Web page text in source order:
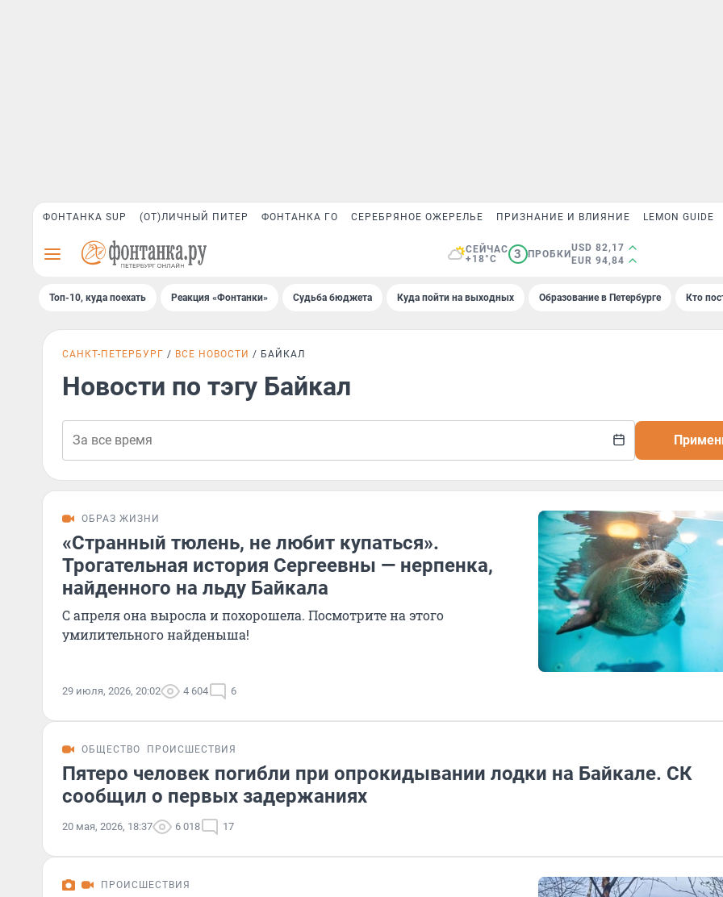
ФОНТАНКА SUP (ОТ)ЛИЧНЫЙ ПИТЕР ФОНТАНКА ГО СЕРЕБРЯНОЕ ОЖЕРЕЛЬЕ ПРИЗНАНИЕ И ВЛИЯНИЕ LEMON GUIDE
СЕЙЧАС
+18°C
3 ПРОБКИ
USD 82,17
EUR 94,84
Топ-10, куда поехать Реакция «Фонтанки» Судьба бюджета Куда пойти на выходных Образование в Петербурге Кто
САНКТ-ПЕТЕРБУРГ ВСЕ НОВОСТИ БАЙКАЛ
Новости по тэгу Байкал
ОБРАЗ ЖИЗНИ
«Странный тюлень, не любит купаться».
Трогательная история Сергеевны — нерпенка,
найденного на льду Байкала
С апреля она выросла и похорошела. Посмотрите на этого
умилительного найденыша!
29 июля, 2026, 20:02 4 604 6
ОБЩЕСТВО ПРОИСШЕСТВИЯ
Пятеро человек погибли при опрокидывании лодки на Байкале. СК
сообщил о первых задержаниях
20 мая, 2026, 18:37 6 018 17
ПРОИСШЕСТВИЯ